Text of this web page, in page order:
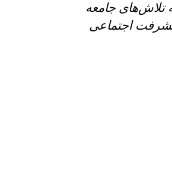
تلاش‌های جامعه
اجتماعی